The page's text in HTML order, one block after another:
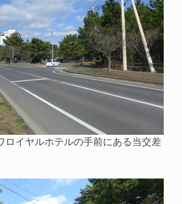
ロイヤルホテルの手前にある当交差